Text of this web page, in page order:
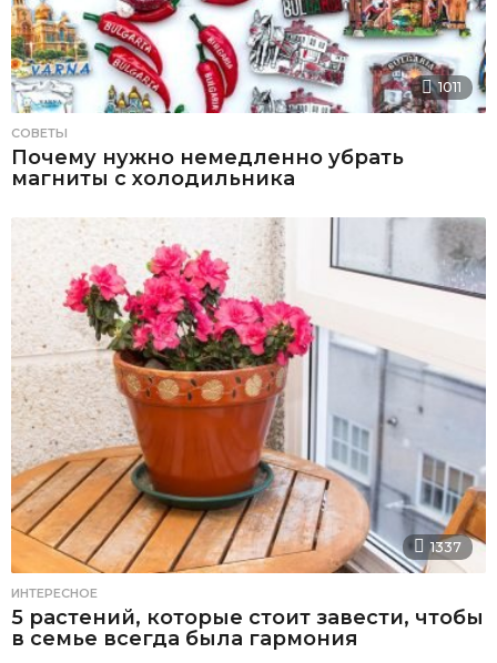
1011
СОВЕТЫ
Почему нужно немедленно убрать
магниты с холодильника
1337
ИНТЕРЕСНОЕ
5 растений, которые стоит завести, чтобы
в семье всегда была гармония